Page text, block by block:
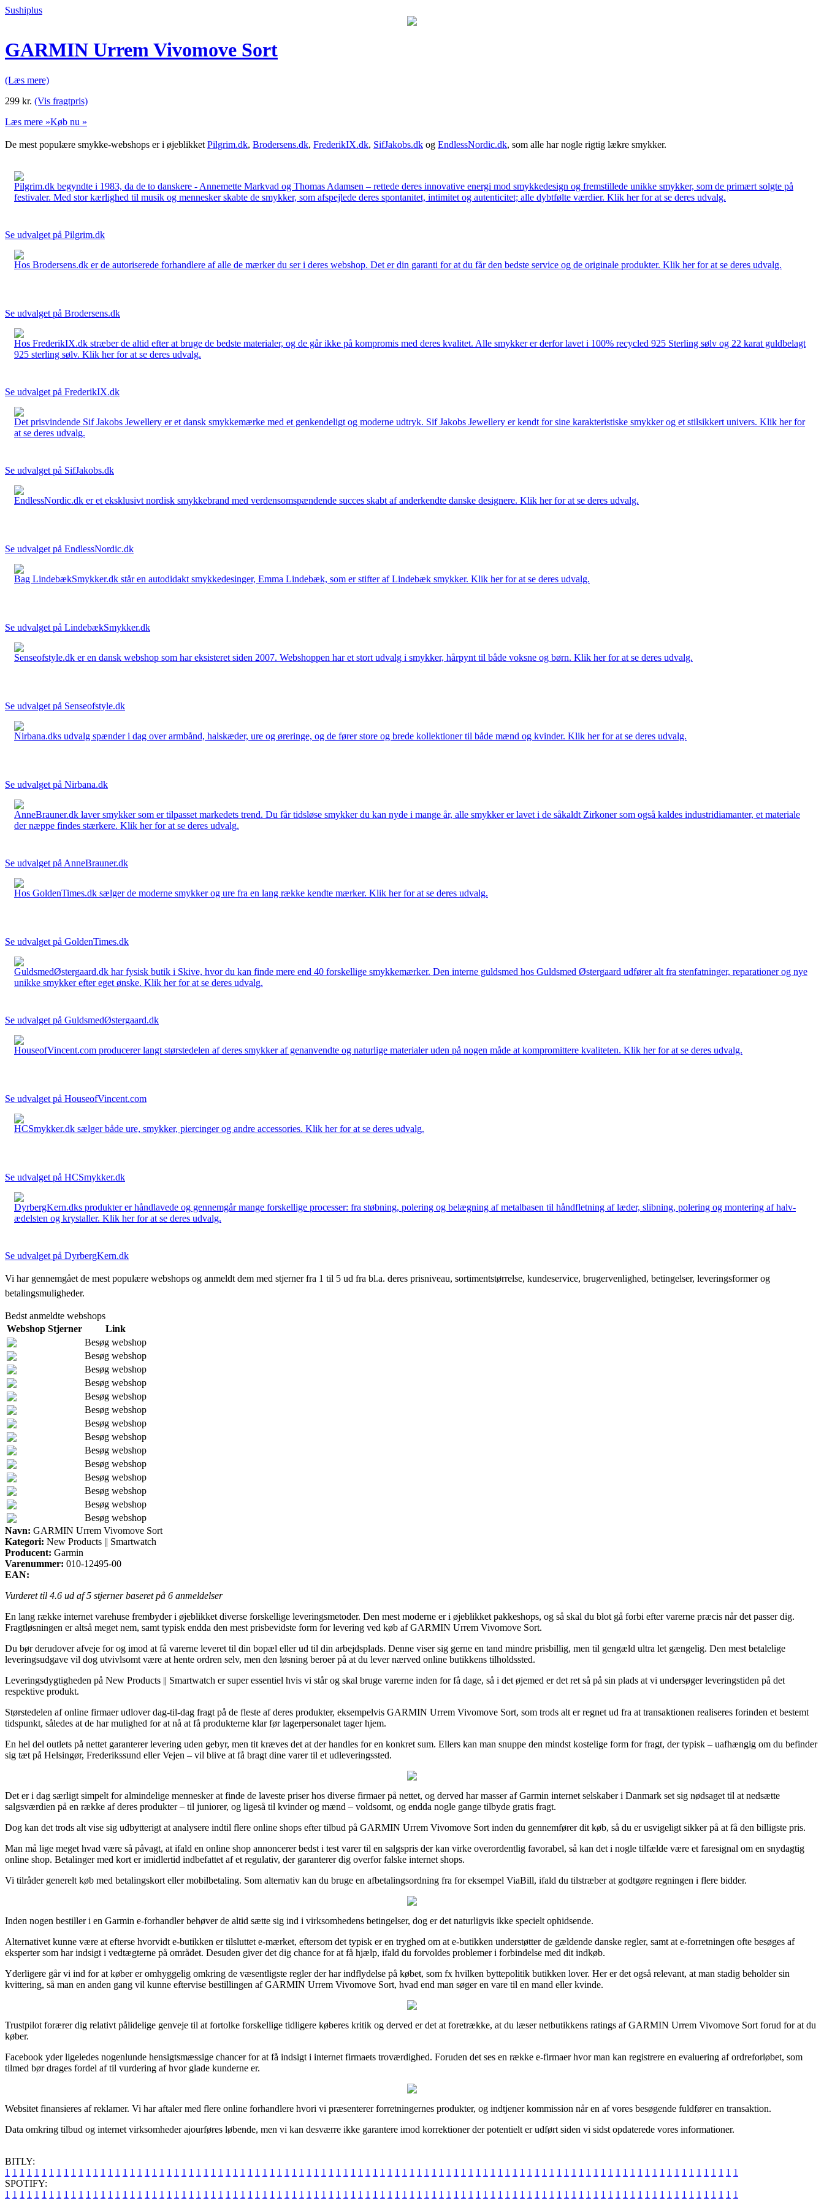
Sushiplus
GARMIN Urrem Vivomove Sort
(Læs mere)
299 kr. (Vis fragtpris)
Læs mere »Køb nu »
De mest populære smykke-webshops er i øjeblikket Pilgrim.dk, Brodersens.dk, FrederikIX.dk, SifJakobs.dk og EndlessNordic.dk, som alle har nogle rigtig lækre smykker.
Pilgrim.dk begyndte i 1983, da de to danskere - Annemette Markvad og Thomas Adamsen – rettede deres innovative energi mod smykkedesign og fremstillede unikke smykker, som de primært solgte på
festivaler. Med stor kærlighed til musik og mennesker skabte de smykker, som afspejlede deres spontanitet, intimitet og autenticitet; alle dybtfølte værdier. Klik her for at se deres udvalg.
Se udvalget på Pilgrim.dk
Hos Brodersens.dk er de autoriserede forhandlere af alle de mærker du ser i deres webshop. Det er din garanti for at du får den bedste service og de originale produkter. Klik her for at se deres udvalg.
Se udvalget på Brodersens.dk
Hos FrederikIX.dk stræber de altid efter at bruge de bedste materialer, og de går ikke på kompromis med deres kvalitet. Alle smykker er derfor lavet i 100% recycled 925 Sterling sølv og 22 karat guldbelagt
925 sterling sølv. Klik her for at se deres udvalg.
Se udvalget på FrederikIX.dk
Det prisvindende Sif Jakobs Jewellery er et dansk smykkemærke med et genkendeligt og moderne udtryk. Sif Jakobs Jewellery er kendt for sine karakteristiske smykker og et stilsikkert univers. Klik her for
at se deres udvalg.
Se udvalget på SifJakobs.dk
EndlessNordic.dk er et eksklusivt nordisk smykkebrand med verdensomspændende succes skabt af anderkendte danske designere. Klik her for at se deres udvalg.
Se udvalget på EndlessNordic.dk
Bag LindebækSmykker.dk står en autodidakt smykkedesinger, Emma Lindebæk, som er stifter af Lindebæk smykker. Klik her for at se deres udvalg.
Se udvalget på LindebækSmykker.dk
Senseofstyle.dk er en dansk webshop som har eksisteret siden 2007. Webshoppen har et stort udvalg i smykker, hårpynt til både voksne og børn. Klik her for at se deres udvalg.
Se udvalget på Senseofstyle.dk
Nirbana.dks udvalg spænder i dag over armbånd, halskæder, ure og øreringe, og de fører store og brede kollektioner til både mænd og kvinder. Klik her for at se deres udvalg.
Se udvalget på Nirbana.dk
AnneBrauner.dk laver smykker som er tilpasset markedets trend. Du får tidsløse smykker du kan nyde i mange år, alle smykker er lavet i de såkaldt Zirkoner som også kaldes industridiamanter, et materiale
der næppe findes stærkere. Klik her for at se deres udvalg.
Se udvalget på AnneBrauner.dk
Hos GoldenTimes.dk sælger de moderne smykker og ure fra en lang række kendte mærker. Klik her for at se deres udvalg.
Se udvalget på GoldenTimes.dk
GuldsmedØstergaard.dk har fysisk butik i Skive, hvor du kan finde mere end 40 forskellige smykkemærker. Den interne guldsmed hos Guldsmed Østergaard udfører alt fra stenfatninger, reparationer og nye
unikke smykker efter eget ønske. Klik her for at se deres udvalg.
Se udvalget på GuldsmedØstergaard.dk
HouseofVincent.com producerer langt størstedelen af deres smykker af genanvendte og naturlige materialer uden på nogen måde at kompromittere kvaliteten. Klik her for at se deres udvalg.
Se udvalget på HouseofVincent.com
HCSmykker.dk sælger både ure, smykker, piercinger og andre accessories. Klik her for at se deres udvalg.
Se udvalget på HCSmykker.dk
DyrbergKern.dks produkter er håndlavede og gennemgår mange forskellige processer: fra støbning, polering og belægning af metalbasen til håndfletning af læder, slibning, polering og montering af halv-
ædelsten og krystaller. Klik her for at se deres udvalg.
Se udvalget på DyrbergKern.dk
Vi har gennemgået de mest populære webshops og anmeldt dem med stjerner fra 1 til 5 ud fra bl.a. deres prisniveau, sortimentstørrelse, kundeservice, brugervenlighed, betingelser, leveringsformer og
betalingsmuligheder.
Bedst anmeldte webshops
Webshop Stjerner
Link
Besøg webshop
Besøg webshop
Besøg webshop
Besøg webshop
Besøg webshop
Besøg webshop
Besøg webshop
Besøg webshop
Besøg webshop
Besøg webshop
Besøg webshop
Besøg webshop
Besøg webshop
Besøg webshop
Navn: GARMIN Urrem Vivomove Sort
Kategori: New Products || Smartwatch
Producent: Garmin
Varenummer: 010-12495-00
EAN:
Vurderet til 4.6 ud af 5 stjerner baseret på 6 anmeldelser
En lang række internet varehuse frembyder i øjeblikket diverse forskellige leveringsmetoder. Den mest moderne er i øjeblikket pakkeshops, og så skal du blot gå forbi efter varerne præcis når det passer dig.
Fragtløsningen er altså meget nem, samt typisk endda den mest prisbevidste form for levering ved køb af GARMIN Urrem Vivomove Sort.
Du bør derudover afveje for og imod at få varerne leveret til din bopæl eller ud til din arbejdsplads. Denne viser sig gerne en tand mindre prisbillig, men til gengæld ultra let gængelig. Den mest betalelige
leveringsudgave vil dog utvivlsomt være at hente ordren selv, men den løsning beroer på at du lever nærved online butikkens tilholdssted.
Leveringsdygtigheden på New Products || Smartwatch er super essentiel hvis vi står og skal bruge varerne inden for få dage, så i det øjemed er det ret så på sin plads at vi undersøger leveringstiden på det
respektive produkt.
Størstedelen af online firmaer udlover dag-til-dag fragt på de fleste af deres produkter, eksempelvis GARMIN Urrem Vivomove Sort, som trods alt er regnet ud fra at transaktionen realiseres forinden et bestemt
tidspunkt, således at de har mulighed for at nå at få produkterne klar før lagerpersonalet tager hjem.
En hel del outlets på nettet garanterer levering uden gebyr, men tit kræves det at der handles for en konkret sum. Ellers kan man snuppe den mindst kostelige form for fragt, der typisk – uafhængig om du befinder
sig tæt på Helsingør, Frederikssund eller Vejen – vil blive at få bragt dine varer til et udleveringssted.
Det er i dag særligt simpelt for almindelige mennesker at finde de laveste priser hos diverse firmaer på nettet, og derved har masser af Garmin internet selskaber i Danmark set sig nødsaget til at nedsætte
salgsværdien på en række af deres produkter – til juniorer, og ligeså til kvinder og mænd – voldsomt, og endda nogle gange tilbyde gratis fragt.
Dog kan det trods alt vise sig udbytterigt at analysere indtil flere online shops efter tilbud på GARMIN Urrem Vivomove Sort inden du gennemfører dit køb, så du er usvigeligt sikker på at få den billigste pris.
Man må lige meget hvad være så påvagt, at ifald en online shop annoncerer bedst i test varer til en salgspris der kan virke overordentlig favorabel, så kan det i nogle tilfælde være et faresignal om en snydagtig
online shop. Betalinger med kort er imidlertid indbefattet af et regulativ, der garanterer dig overfor falske internet shops.
Vi tilråder generelt køb med betalingskort eller mobilbetaling. Som alternativ kan du bruge en afbetalingsordning fra for eksempel ViaBill, ifald du tilstræber at godtgøre regningen i flere bidder.
Inden nogen bestiller i en Garmin e-forhandler behøver de altid sætte sig ind i virksomhedens betingelser, dog er det naturligvis ikke specielt ophidsende.
Alternativet kunne være at efterse hvorvidt e-butikken er tilsluttet e-mærket, eftersom det typisk er en tryghed om at e-butikken understøtter de gældende danske regler, samt at e-forretningen ofte besøges af
eksperter som har indsigt i vedtægterne på området. Desuden giver det dig chance for at få hjælp, ifald du forvoldes problemer i forbindelse med dit indkøb.
Yderligere går vi ind for at køber er omhyggelig omkring de væsentligste regler der har indflydelse på købet, som fx hvilken byttepolitik butikken lover. Her er det også relevant, at man stadig beholder sin
kvittering, så man en anden gang vil kunne eftervise bestillingen af GARMIN Urrem Vivomove Sort, hvad end man søger en vare til en mand eller kvinde.
Trustpilot forærer dig relativt pålidelige genveje til at fortolke forskellige tidligere køberes kritik og derved er det at foretrække, at du læser netbutikkens ratings af GARMIN Urrem Vivomove Sort forud for at du
køber.
Facebook yder ligeledes nogenlunde hensigtsmæssige chancer for at få indsigt i internet firmaets troværdighed. Foruden det ses en række e-firmaer hvor man kan registrere en evaluering af ordreforløbet, som
tilmed bør drages fordel af til vurdering af hvor glade kunderne er.
Websitet finansieres af reklamer. Vi har aftaler med flere online forhandlere hvori vi præsenterer forretningernes produkter, og indtjener kommission når en af vores besøgende fuldfører en transaktion.
Data omkring tilbud og internet virksomheder ajourføres løbende, men vi kan desværre ikke garantere imod korrektioner der potentielt er udført siden vi sidst opdaterede vores informationer.
BITLY:
1 1 1 1 1 1 1 1 1 1 1 1 1 1 1 1 1 1 1 1 1 1 1 1 1 1 1 1 1 1 1 1 1 1 1 1 1 1 1 1 1 1 1 1 1 1 1 1 1 1 1 1 1 1 1 1 1 1 1 1 1 1 1 1 1 1 1 1 1 1 1 1 1 1 1 1 1 1 1 1 1 1 1 1 1 1 1 1 1 1 1 1 1 1 1 1 1 1 1 1
SPOTIFY:
1 1 1 1 1 1 1 1 1 1 1 1 1 1 1 1 1 1 1 1 1 1 1 1 1 1 1 1 1 1 1 1 1 1 1 1 1 1 1 1 1 1 1 1 1 1 1 1 1 1 1 1 1 1 1 1 1 1 1 1 1 1 1 1 1 1 1 1 1 1 1 1 1 1 1 1 1 1 1 1 1 1 1 1 1 1 1 1 1 1 1 1 1 1 1 1 1 1 1 1